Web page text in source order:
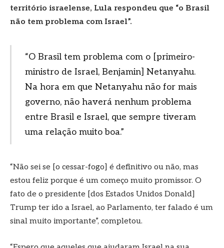
território israelense, Lula respondeu que “o Brasil
não tem problema com Israel”.
“O Brasil tem problema com o [primeiro-
ministro de Israel, Benjamin] Netanyahu.
Na hora em que Netanyahu não for mais
governo, não haverá nenhum problema
entre Brasil e Israel, que sempre tiveram
uma relação muito boa.”
“Não sei se [o cessar-fogo] é definitivo ou não, mas
estou feliz porque é um começo muito promissor. O
fato de o presidente [dos Estados Unidos Donald]
Trump ter ido a Israel, ao Parlamento, ter falado é um
sinal muito importante”, completou.